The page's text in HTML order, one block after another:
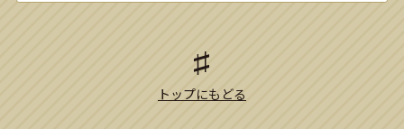
トップにもどる